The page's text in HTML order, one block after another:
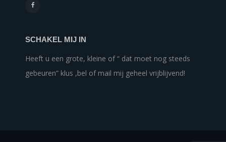
SCHAKEL MIJ IN
Heeft u een grote, kleine of “ dat moet nog steeds
gebeuren” klus ,bel of mail mij geheel vrijblijvend!